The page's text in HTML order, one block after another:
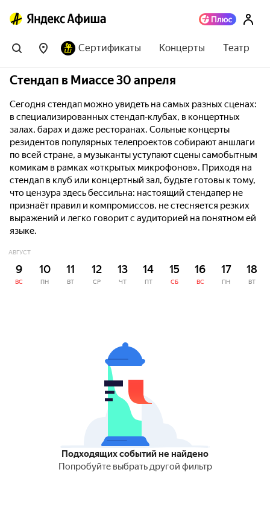
Сертификаты Концерты Театр
Стендап в Миассе 30 апреля
Сегодня стендап можно увидеть на самых разных сценах:
в специализированных стендап-клубах, в концертных
залах, барах и даже ресторанах. Сольные концерты
резидентов популярных телепроектов собирают аншлаги
по всей стране, а музыканты уступают сцены самобытным
комикам в рамках «открытых микрофонов». Приходя на
стендап в клуб или концертный зал, будьте готовы к тому,
что цензура здесь бессильна: настоящий стендапер не
признаёт правил и компромиссов, не стесняется резких
выражений и легко говорит с аудиторией на понятном ей
языке.
АВГУСТ
9
ВС
10
ПН
11
ВТ
12
СР
13
ЧТ
14
ПТ
15
СБ
16
ВС
17
ПН
18
ВТ
Подходящих событий не найдено
Попробуйте выбрать другой фильтр